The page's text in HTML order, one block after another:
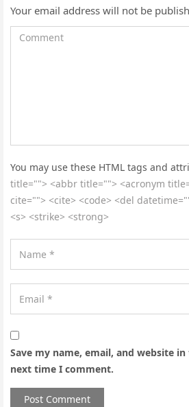
Your email address will not be
You may use these HTML tags and
title=""> <abbr title=""> <acronym
cite=""> <cite> <code> <del
<s> <strike> <strong>
Save my name, email, and website
next time I comment.